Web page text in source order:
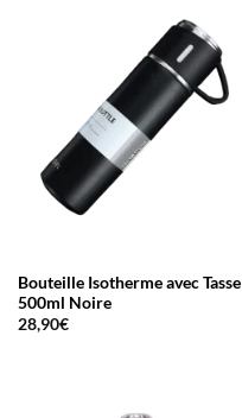
Bouteille Isotherme avec Tasse
500ml Noire
28,90€